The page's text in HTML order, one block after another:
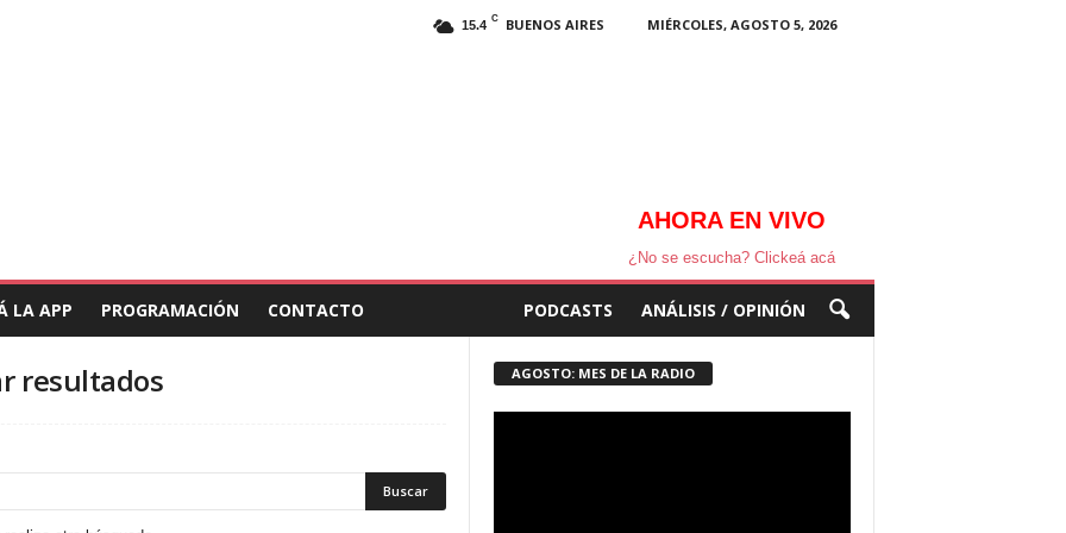
15.4 C BUENOS AIRES
MIÉRCOLES, AGOSTO 5, 2026
AHORA EN VIVO
¿No se escucha? Clickeá acá
LA APP PROGRAMACIÓN CONTACTO PODCASTS ANÁLISIS / OPINIÓN
resultados AGOSTO: MES DE LA RADIO